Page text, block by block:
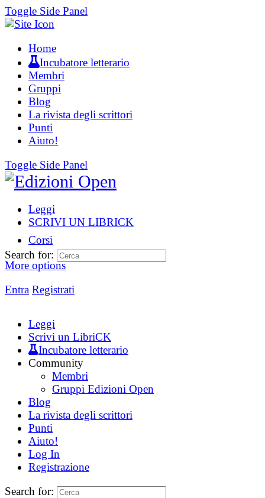
Toggle Side Panel
Home
Incubatore letterario
Membri
Gruppi
Blog
La rivista degli scrittori
Punti
Aiuto!
Toggle Side Panel
Leggi
SCRIVI UN LIBRICK
Corsi
More options
Entra Registrati
Search for:
Leggi
Scrivi un LibriCK
Incubatore letterario
Community
Membri
Gruppi Edizioni Open
Blog
La rivista degli scrittori
Punti
Aiuto!
Log In
Registrazione
Search for: